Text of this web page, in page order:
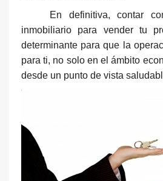
En definitiva, contar
inmobiliario para vender tu
determinante para que la
para ti, no solo en el ámbito
desde un punto de vista